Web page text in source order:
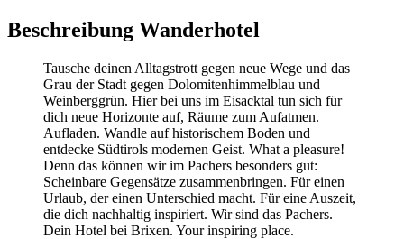
Beschreibung Wanderhotel
Tausche deinen Alltagstrott gegen neue Wege und das
Grau der Stadt gegen Dolomitenhimmelblau und
Weinberggrün. Hier bei uns im Eisacktal tun sich für
dich neue Horizonte auf, Räume zum Aufatmen.
Aufladen. Wandle auf historischem Boden und
entdecke Südtirols modernen Geist. What a pleasure!
Denn das können wir im Pachers besonders gut:
Scheinbare Gegensätze zusammenbringen. Für einen
Urlaub, der einen Unterschied macht. Für eine Auszeit,
die dich nachhaltig inspiriert. Wir sind das Pachers.
Dein Hotel bei Brixen. Your inspiring place.